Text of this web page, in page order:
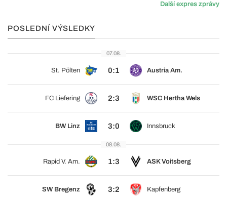
Další expres zprávy
POSLEDNÍ VÝSLEDKY
07.08.
St. Pölten 0:1 Austria Am.
FC Liefering 2:3 WSC Hertha Wels
BW Linz 3:0 Innsbruck
08.08.
Rapid V. Am. 1:3 ASK Voitsberg
SW Bregenz 3:2 Kapfenberg